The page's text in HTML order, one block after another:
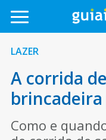
LAZER
A corrida
Como e